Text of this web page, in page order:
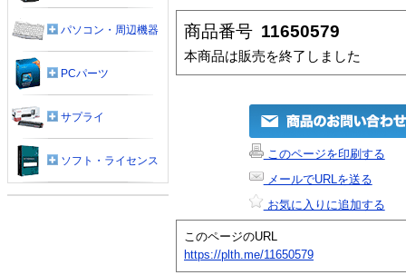
商品番号 11650579
本商品は販売を終了しました
このページを印刷する
メールでURLを送る
お気に入りに追加する
このページのURL
https://plth.me/11650579
パソコン・周辺機器
PCパーツ
サプライ
ソフト・ライセンス